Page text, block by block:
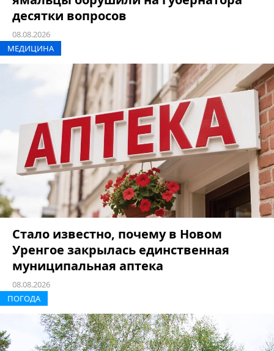
десятки вопросов
08.08.2026
МЕДИЦИНА
Стало известно, почему в Новом
Уренгое закрылась единственная
муниципальная аптека
08.08.2026
ПОГОДА